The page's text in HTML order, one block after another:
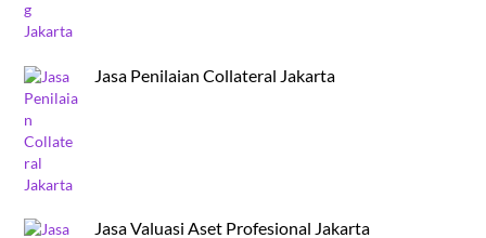
Jasa Penilaian Collateral Jakarta
Jasa Valuasi Aset Profesional Jakarta